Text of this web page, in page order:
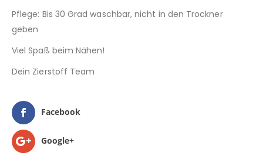
Pflege: Bis 30 Grad waschbar, nicht in den Trockner
geben
Viel Spaß beim Nähen!
Dein Zierstoff Team
Facebook
Google+